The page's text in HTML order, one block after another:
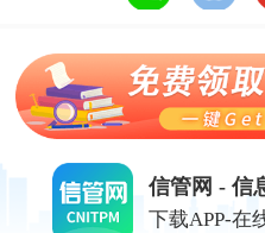
信管网 - 信
下载APP-在